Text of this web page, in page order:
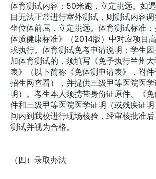
体育测试内容：50米跑，立定跳远。如
目无法正常进行室外测试，则测试内容调
坐位体前屈，立定跳远。体育测试标准
体质健康标准》（2014版）中对应项目
求执行。体育测试免考申请说明：学生
加体育测试的，须填写《免予执行兰州
表》（以下简称《免体测申请表》，附
招生网查看），并提供三级甲等医院医
明）。考生本人须携带身份证原件、《
件和三级甲等医院医学证明（或残疾证
间内到我校进行现场核验，经审核批准
测试并视为合格。
（四）录取办法